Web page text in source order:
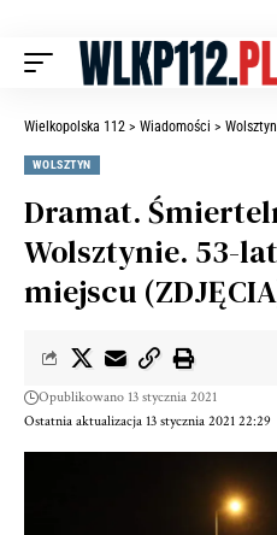
Wielkopolska 112 > Wiadomości > Wolsztyn
WOLSZTYN
Dramat.
Wolsztynie. 53-
miejscu
Ostatnia aktualizacja 13 stycznia 2021 22:29
Opublikowano 13 stycznia 2021